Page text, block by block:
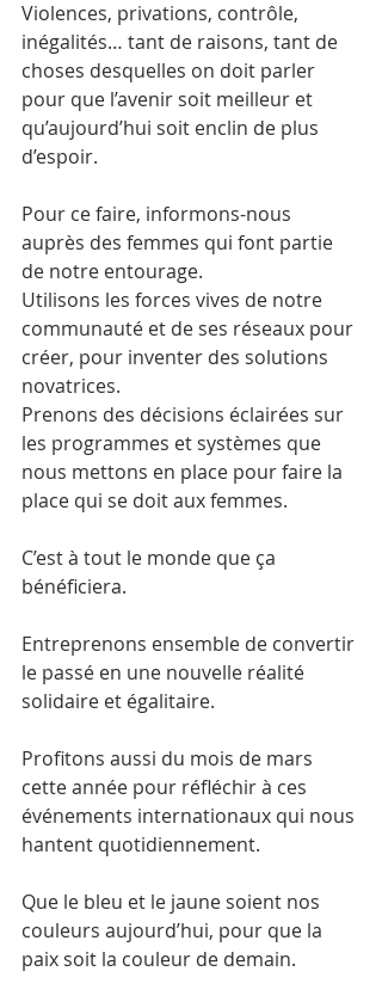
Violences, privations, contrôle,
inégalités… tant de raisons, tant de
choses desquelles on doit parler
pour que l’avenir soit meilleur et
qu’aujourd’hui soit enclin de plus
d’espoir.
Pour ce faire, informons-nous
auprès des femmes qui font partie
de notre entourage.
Utilisons les forces vives de notre
communauté et de ses réseaux pour
créer, pour inventer des solutions
novatrices.
Prenons des décisions éclairées sur
les programmes et systèmes que
nous mettons en place pour faire la
place qui se doit aux femmes.
C’est à tout le monde que ça
bénéficiera.
Entreprenons ensemble de convertir
le passé en une nouvelle réalité
solidaire et égalitaire.
Profitons aussi du mois de mars
cette année pour réfléchir à ces
événements internationaux qui nous
hantent quotidiennement.
Que le bleu et le jaune soient nos
couleurs aujourd’hui, pour que la
paix soit la couleur de demain.